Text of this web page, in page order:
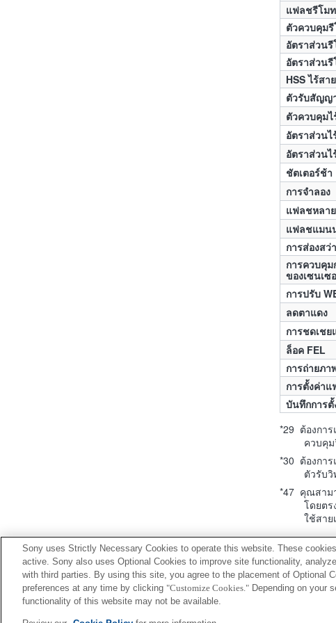
แฟลชรีโม
ตัวควบคุม
อัตราส่วน
อัตราส่วน
HSS ไร้ส
ตัวรับสัญญ
ตัวควบคุม
อัตราส่วน
อัตราส่วน
ชัตเตอร์ช้า
การจำลอง
แฟลชหลา
แฟลชแมน
การส่องสว่
การควบคุ
ของเซนเซ
การปรับ
ลดตาแดง
การชดเช
ล็อค FEL
การถ่ายภา
การตั้งค่า
บันทึกการ
*29 ต้องกา
ควบคุ
*30 ต้องกา
ตัวรับวิ
*47 คุณสาม
โดยต
ใช้สาย
Sony uses Strictly Necessary Cookies to operate this website. These
active. Sony also uses Optional Cookies to improve site functionality,
with third parties. By using this site, you agree to the placement of Optional
preferences at any time by clicking "Customize Cookies." Depending on your
functionality of this website may not be available.